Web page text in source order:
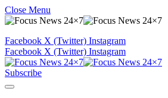
Close Menu
Facebook X (Twitter) Instagram
Facebook X (Twitter) Instagram
Subscribe